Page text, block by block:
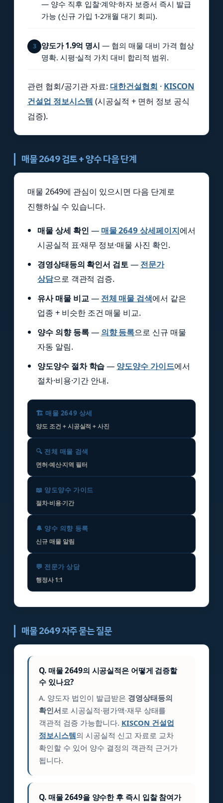
— 양수 직후 입찰·계약·하자 보증서 즉시 발급
가능 (신규 가입 1-2개월 대기 회피).
3 양도가 1.9억 명시 — 협의 매물 대비 가격 협상
명확. 시평·실적 가치 대비 합리적 범위.
관련 협회/공기관 자료:대한건설협회 · KISCON
건설업 정보시스템 (시공실적 + 면허 정보 공식
검증).
매물 2649 검토 + 양수 다음 단계
매물 2649에 관심이 있으시면 다음 단계로
진행하실 수 있습니다.
매물 상세 확인 — 매물 2649 상세페이지에서
시공실적 표·재무 정보·매물 사진 확인.
경영상태등의 확인서 검토— 전문가
상담으로 객관적 검증.
유사 매물 비교— 전체 매물 검색에서 같은
업종 + 비슷한 조건 매물 비교.
양수 의향 등록— 의향 등록으로 신규 매물
자동 알림.
양도양수 절차 학습— 양도양수 가이드에서
절차·비용·기간 안내.
🏗️ 매물 2649 상세
양도 조건 + 시공실적 + 사진
🔍 전체 매물 검색
면허·예산·지역 필터
📖 양도양수 가이드
절차·비용·기간
🔔 양수 의향 등록
신규 매물 알림
💬 전문가 상담
행정사 1:1
매물 2649 자주 묻는 질문
Q. 매물 2649의 시공실적은 어떻게 검증할
수 있나요?
A. 양도자 법인이 발급받은 경영상태등의
확인서로 시공실적·평가액·재무 상태를
객관적 검증 가능합니다. KISCON 건설업
정보시스템의 시공실적 신고 자료로 교차
확인할 수 있어 양수 결정의 객관적 근거가
됩니다.
Q. 매물 2649을 양수한 후 즉시 입찰 참여가